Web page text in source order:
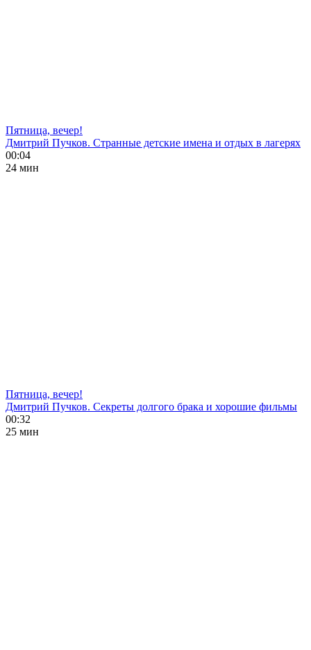
Пятница, вечер!
Дмитрий Пучков. Странные детские имена и отдых в лагерях
00:04
24 мин
Пятница, вечер!
Дмитрий Пучков. Секреты долгого брака и хорошие фильмы
00:32
25 мин